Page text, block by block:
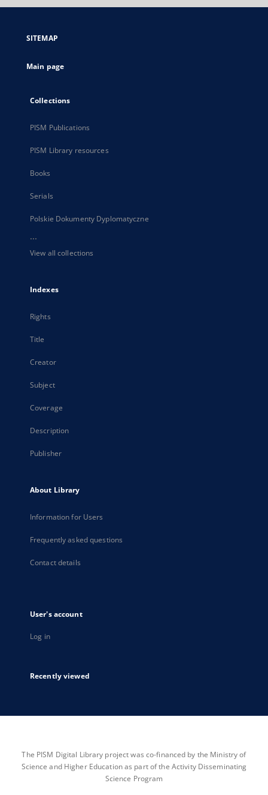
open
new
SITEMAP
Main page
Collections
PISM Publications
PISM Library resources
Books
Serials
Polskie Dokumenty Dyplomatyczne
...
View all collections
Indexes
Rights
Title
Creator
Subject
Coverage
Description
Publisher
About Library
Information for Users
Frequently asked questions
Contact details
User's account
Log in
Recently viewed
The PISM Digital Library project was co-financed by the Ministry of
Science and Higher Education as part of the Activity Disseminating
Science Program